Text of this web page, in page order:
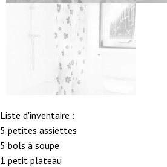
Liste d'inventaire :
5 petites assiettes
5 bols à soupe
1 petit plateau